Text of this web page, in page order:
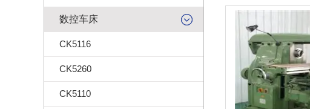
数控车床
CK5116
CK5260
CK5110